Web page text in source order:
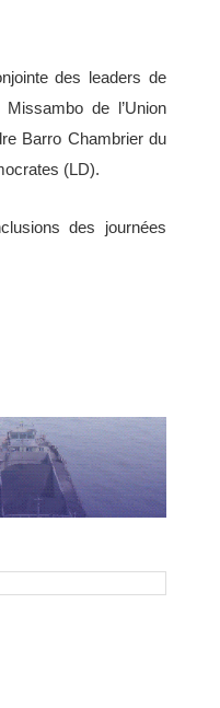
des leaders de
de l’Union
Barro Chambrier du
(LD).
des journées